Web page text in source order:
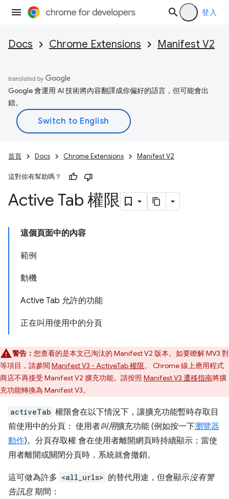
登入
Docs Chrome Extensions Manifest V2
Google 會運用 AI 技術將內容翻譯成你偏好的語言，但可能會出
錯。
首頁 Docs Chrome Extensions Manifest V2
這對你有幫助嗎？
Active Tab 權限
這個頁面中的內容
範例
動機
Active Tab 允許的功能
正在叫用使用中的分頁
警告： 您查看的是本文已淘汰的 Manifest V2 版本。如要瞭解 MV3 對
等項目，請參閱 Manifest V3 - ActiveTab 權限。 Chrome 線上應用程式
商店不再接受 Manifest V2 擴充功能。請按照 Manifest V3 遷移指南將擴
充功能轉換為 Manifest V3。
activeTab 權限會在以下情況下，讓擴充功能暫時存取目
前使用中的分頁： 使用者叫用擴充功能 (例如按一下瀏覽器
動作)。分頁存取權 會在使用者離開網頁時持續顯示；當使
用者離開或關閉分頁時，系統就會撤銷。
這可做為許多 <all_urls> 的替代用途，但會顯示沒有警
告訊息 期間：